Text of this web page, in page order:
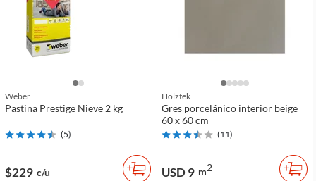
Weber
Pastina Prestige Nieve 2 kg
(5)
$229 c/u
Holztek
Gres porcelánico interior beige
60 x 60 cm
(11)
USD 9 m2